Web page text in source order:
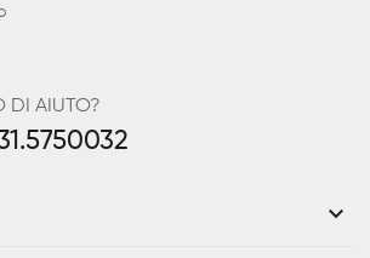
DI AIUTO?
keyboard_arrow_down